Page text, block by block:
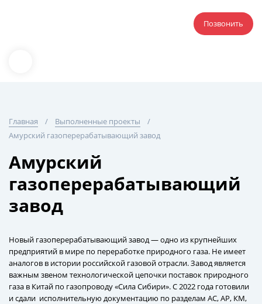
Позвонить
Главная
Выполненные проекты
Амурский газоперерабатывающий завод
Амурский
газоперерабатывающий
завод
Новый газоперерабатывающий завод — одно из крупнейших
предприятий в мире по переработке природного газа. Не имеет
аналогов в истории российской газовой отрасли. Завод является
важным звеном технологической цепочки поставок природного
газа в Китай по газопроводу «Сила Сибири». С 2022 года готовили
и сдали исполнительную документацию по разделам АС, АР, КМ,